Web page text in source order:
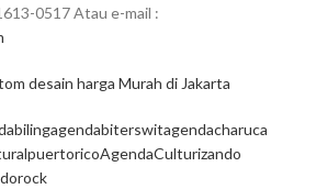
0517 Atau e-mail :
desain harga Murah di Jakarta
agendabiterswitagendacharuca
AgendaCulturizando